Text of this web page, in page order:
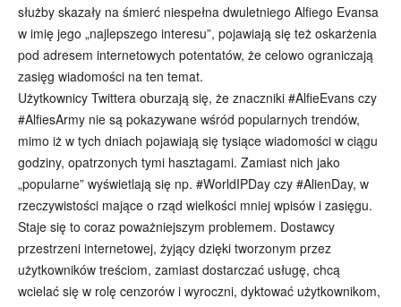
służby skazały na śmierć niespełna dwuletniego Alfiego Evansa
w imię jego „najlepszego interesu”, pojawiają się też oskarżenia
pod adresem internetowych potentatów, że celowo ograniczają
zasięg wiadomości na ten temat.
Użytkownicy Twittera oburzają się, że znaczniki #AlfieEvans czy
#AlfiesArmy nie są pokazywane wśród popularnych trendów,
mimo iż w tych dniach pojawiają się tysiące wiadomości w ciągu
godziny, opatrzonych tymi hasztagami. Zamiast nich jako
„popularne” wyświetlają się np. #WorldIPDay czy #AlienDay, w
rzeczywistości mające o rząd wielkości mniej wpisów i zasięgu.
Staje się to coraz poważniejszym problemem. Dostawcy
przestrzeni internetowej, żyjący dzięki tworzonym przez
użytkowników treściom, zamiast dostarczać usługę, chcą
wcielać się w rolę cenzorów i wyroczni, dyktować użytkownikom,